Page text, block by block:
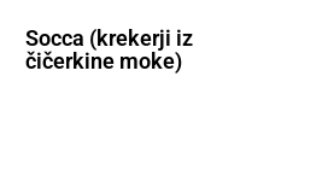
Socca (krekerji iz
čičerkine moke)